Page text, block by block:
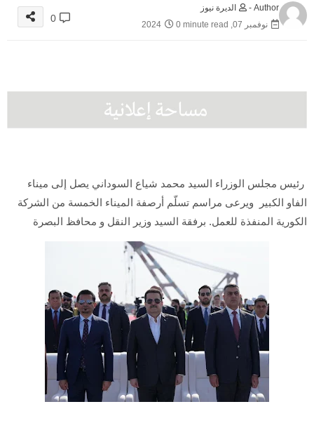
Author -
الديرة نيوز
نوفمبر 07, 2024
0 minute read
0
رئيس مجلس الوزراء السيد محمد شياع السوداني يصل إلى ميناء
الفاو الكبير ويرعى مراسم تسلّم أرصفة الميناء الخمسة من الشركة
الكورية المنفذة للعمل. برفقة السيد وزير النقل و محافظ البصرة